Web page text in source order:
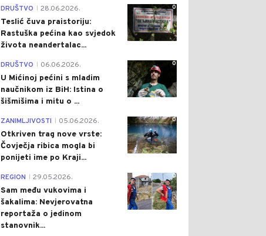
0
DRUŠTVO 28.06.2026.
Teslić čuva praistoriju:
Rastuška pećina kao svjedok
života neandertalac...
0
DRUŠTVO 06.06.2026.
U Mićinoj pećini s mladim
naučnikom iz BiH: Istina o
šišmišima i mitu o ...
0
ZANIMLJIVOSTI 05.06.2026.
Otkriven trag nove vrste:
Čovječja ribica mogla bi
ponijeti ime po Kraji...
0
REGION 29.05.2026.
Sam među vukovima i
šakalima: Nevjerovatna
reportaža o jedinom
stanovnik...